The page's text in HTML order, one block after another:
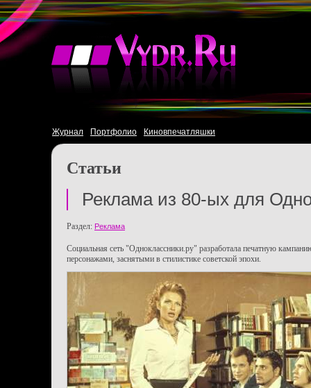
Журнал Портфолио Киновпечатляшки
Статьи
Реклама из 80-ых для
Раздел: Реклама
Социальная сеть "Одноклассники.ру" разработала печатную
персонажами, заснятыми в стилистике советской эпохи.